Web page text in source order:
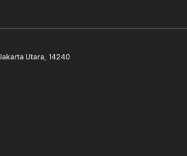
Utara, 14240